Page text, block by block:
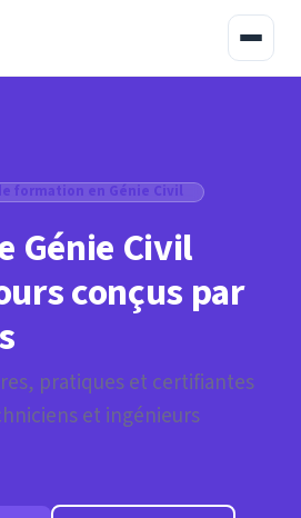
formation en Génie Civil
Génie Civil
conçus par
pratiques et certifiantes
et ingénieurs